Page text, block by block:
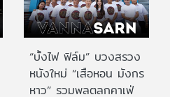
“บั้งไฟ ฟิล์ม” บวงสรวง
หนังใหม่ “เสือหอน มังกร
หาว” รวมพลตลกคาเฟ่